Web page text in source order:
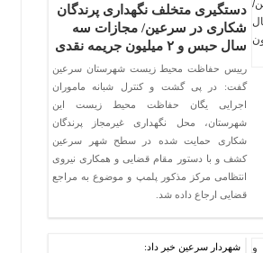
دستگیری متخلف نگهداری پرندگان
شکاری در سرعین/ مجازات سه
سال حبس و ۲ میلیون جریمه نقدی
رییس حفاظت محیط زیست شهرستان سرعین
گفت: در پی گشت و کنترل شبانه ماموران
اجرایی یگان حفاظت محیط زیست این
شهرستان، محل نگهداری غیرمجاز پرندگان
شکاری حمایت شده در سطح شهر سرعین
کشف و با دستور مقام قضایی و همکاری نیروی
انتظامی مرکز مذکور پلمپ و موضوع به مراجع
قضایی ارجاع داده شد.
شهردار سرعین خبر داد: